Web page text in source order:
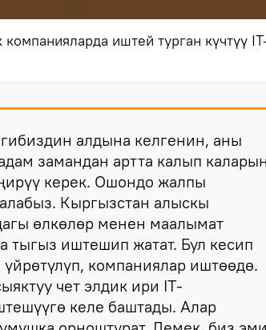
иштей турган күчтүү
алдына келгенин, аны
замандан артта калып каларын
керек. Ошондо жалпы
Кыргызстан алыскы
өлкөлөр менен маалымат
тыгыз иштешип жатат. Бул кесип
компаниялар иштөөдө.
чет элдик ири IT-
келе баштады. Алар